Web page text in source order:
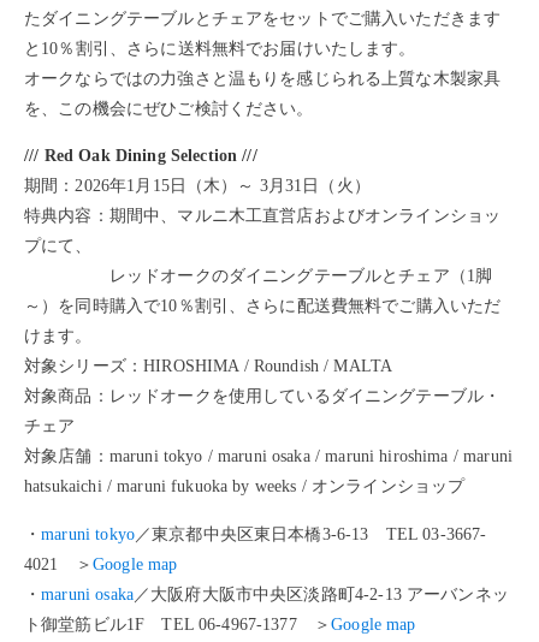
たダイニングテーブルとチェアをセットでご購入いただきます
と10％割引、さらに送料無料でお届けいたします。
オークならではの力強さと温もりを感じられる上質な木製家具
を、この機会にぜひご検討ください。
/// Red Oak Dining Selection ///
期間：2026年1月15日（木）～ 3月31日（火）
特典内容：期間中、マルニ木工直営店およびオンラインショッ
プにて、
レッドオークのダイニングテーブルとチェア（1脚
～）を同時購入で10％割引、さらに配送費無料でご購入いただ
けます。
対象シリーズ：HIROSHIMA / Roundish / MALTA
対象商品：レッドオークを使用しているダイニングテーブル・
チェア
対象店舗：maruni tokyo / maruni osaka / maruni hiroshima / maruni
hatsukaichi / maruni fukuoka by weeks / オンラインショップ
・maruni tokyo／東京都中央区東日本橋3-6-13 TEL 03-3667-
4021 ＞Google map
・maruni osaka／大阪府大阪市中央区淡路町4-2-13 アーバンネッ
ト御堂筋ビル1F TEL 06-4967-1377 ＞Google map